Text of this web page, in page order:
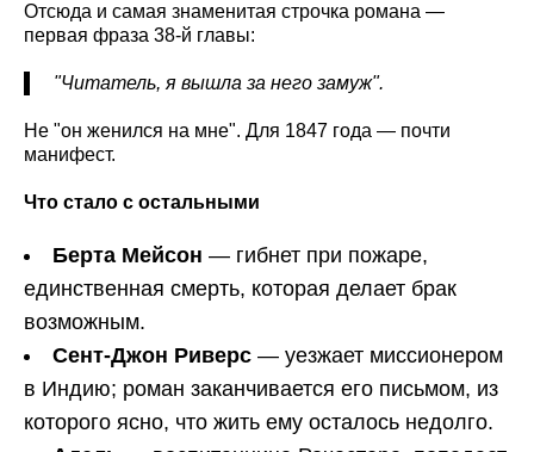
Отсюда и самая знаменитая строчка романа —
первая фраза 38-й главы:
"Читатель, я вышла за него замуж".
Не "он женился на мне". Для 1847 года — почти
манифест.
Что стало с остальными
Берта Мейсон — гибнет при пожаре,
единственная смерть, которая делает брак
возможным.
Сент-Джон Риверс — уезжает миссионером
в Индию; роман заканчивается его письмом, из
которого ясно, что жить ему осталось недолго.